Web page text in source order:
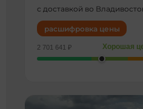
с доставкой во
расшифровка цены
2 701 641 ₽ Хорошая